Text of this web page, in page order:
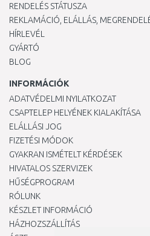
RENDELÉS STÁTUSZA
REKLAMÁCIÓ, ELÁLLÁS,
HÍRLEVÉL
GYÁRTÓ
BLOG
INFORMÁCIÓK
ADATVÉDELMI NYILATKOZAT
CSAPTELEP HELYÉNEK KIALAKÍTÁSA
ELÁLLÁSI JOG
FIZETÉSI MÓDOK
GYAKRAN ISMÉTELT KÉRDÉSEK
HIVATALOS SZERVIZEK
HŰSÉGPROGRAM
RÓLUNK
KÉSZLET INFORMÁCIÓ
HÁZHOZSZÁLLÍTÁS